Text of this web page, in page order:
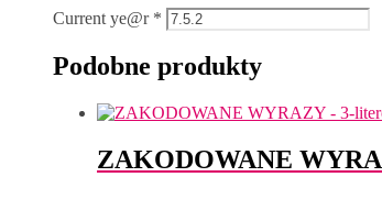
Current ye@r *
Podobne produkty
ZAKODOWANE